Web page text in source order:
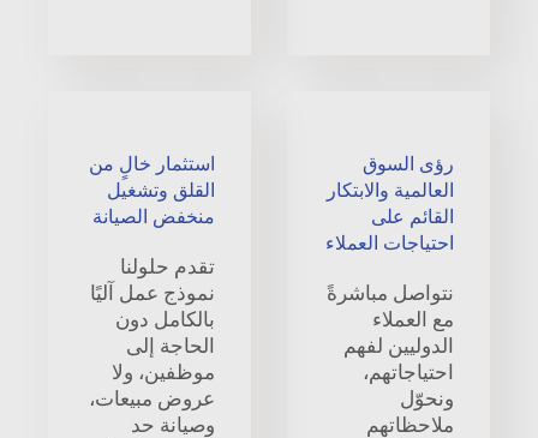
رؤى السوق
العالمية والابتكار
القائم على
احتياجات العملاء
نتواصل مباشرةً
مع العملاء
الدوليين لفهم
احتياجاتهم،
ونحوّل
ملاحظاتهم
استثمار خالٍ من
القلق وتشغيل
منخفض الصيانة
تقدم حلولنا
نموذج عمل آليًا
بالكامل دون
الحاجة إلى
موظفين، ولا
عروض مبيعات،
وصيانة حد